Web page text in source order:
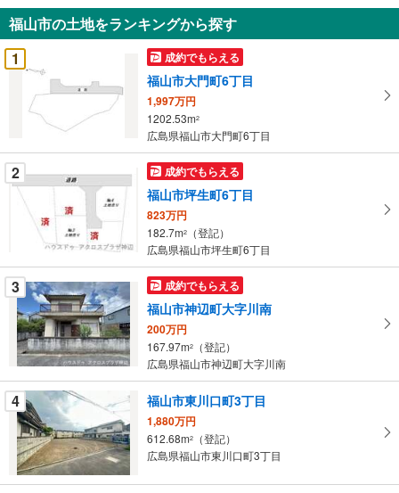
知
を
受
け
件
を
ー
ジ
に
保
存
す
る
福山市の土地をランキングから探す
1
成約でもらえる
福山市大門町6丁目
1,997万円
1202.53m2
広島県福山市大門町6丁目
2 成約でもらえる
福山市坪生町6丁目
823万円
182.7m2
（登記）
広島県福山市坪生町6丁目
3 成約でもらえる
福山市神辺町大字川南
200万円
167.97m2
（登記）
広島県福山市神辺町大字川南
4 福山市東川口町3丁目
1,880万円
612.68m2
（登記）
広島県福山市東川口町3丁目